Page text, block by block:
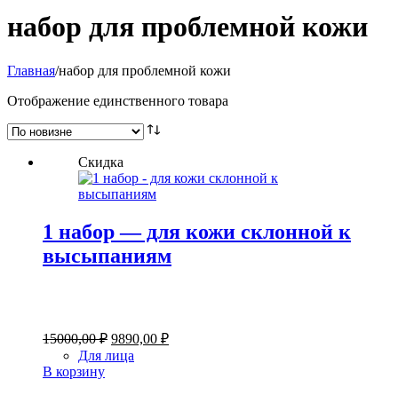
набор для проблемной кожи
Главная/набор для проблемной кожи
Отображение единственного товара
Скидка
1 набор — для кожи склонной к
высыпаниям
15000,00₽ Первоначальная
цена
составляла
9890,00 ₽Текущая
Для лица
В корзину